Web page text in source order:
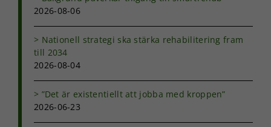
2026-08-06
Nationell strategi ska stärka rehabilitering fram
till 2034
2026-08-04
”Det är existentiellt att jobba med kroppen”
2026-06-23